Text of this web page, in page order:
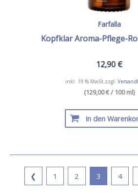
Farfalla
Kopfklar Aroma-Pflege-
12,90 €
inkl. 19 % MwSt. zzgl.
(129,00 € / 100 ml)
In den
❮ 1 2 3 4